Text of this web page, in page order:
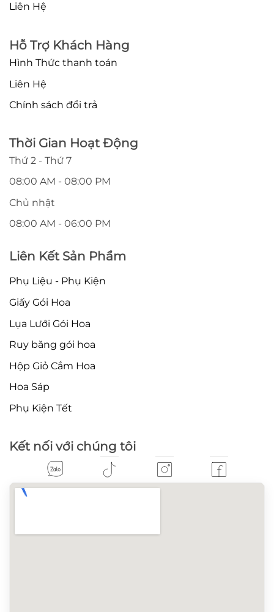
Liên Hệ
Hỗ Trợ Khách Hàng
Hình Thức thanh toán
Liên Hệ
Chính sách đổi trả
Thời Gian Hoạt Động
Thứ 2 - Thứ 7
08:00 AM - 08:00 PM
Chủ nhật
08:00 AM - 06:00 PM
Liên Kết Sản Phẩm
Phụ Liệu - Phụ Kiện
Giấy Gói Hoa
Lụa Lưới Gói Hoa
Ruy băng gói hoa
Hộp Giỏ Cắm Hoa
Hoa Sáp
Phụ Kiện Tết
Kết nối với chúng tôi